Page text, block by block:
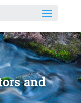
and